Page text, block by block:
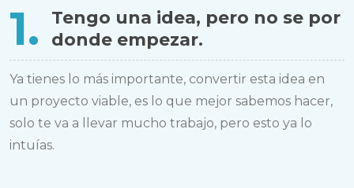
1.
Tengo una idea, pero no se por
donde empezar.
Ya tienes lo más importante, convertir esta idea en
un proyecto viable, es lo que mejor sabemos hacer,
solo te va a llevar mucho trabajo, pero esto ya lo
intuías.